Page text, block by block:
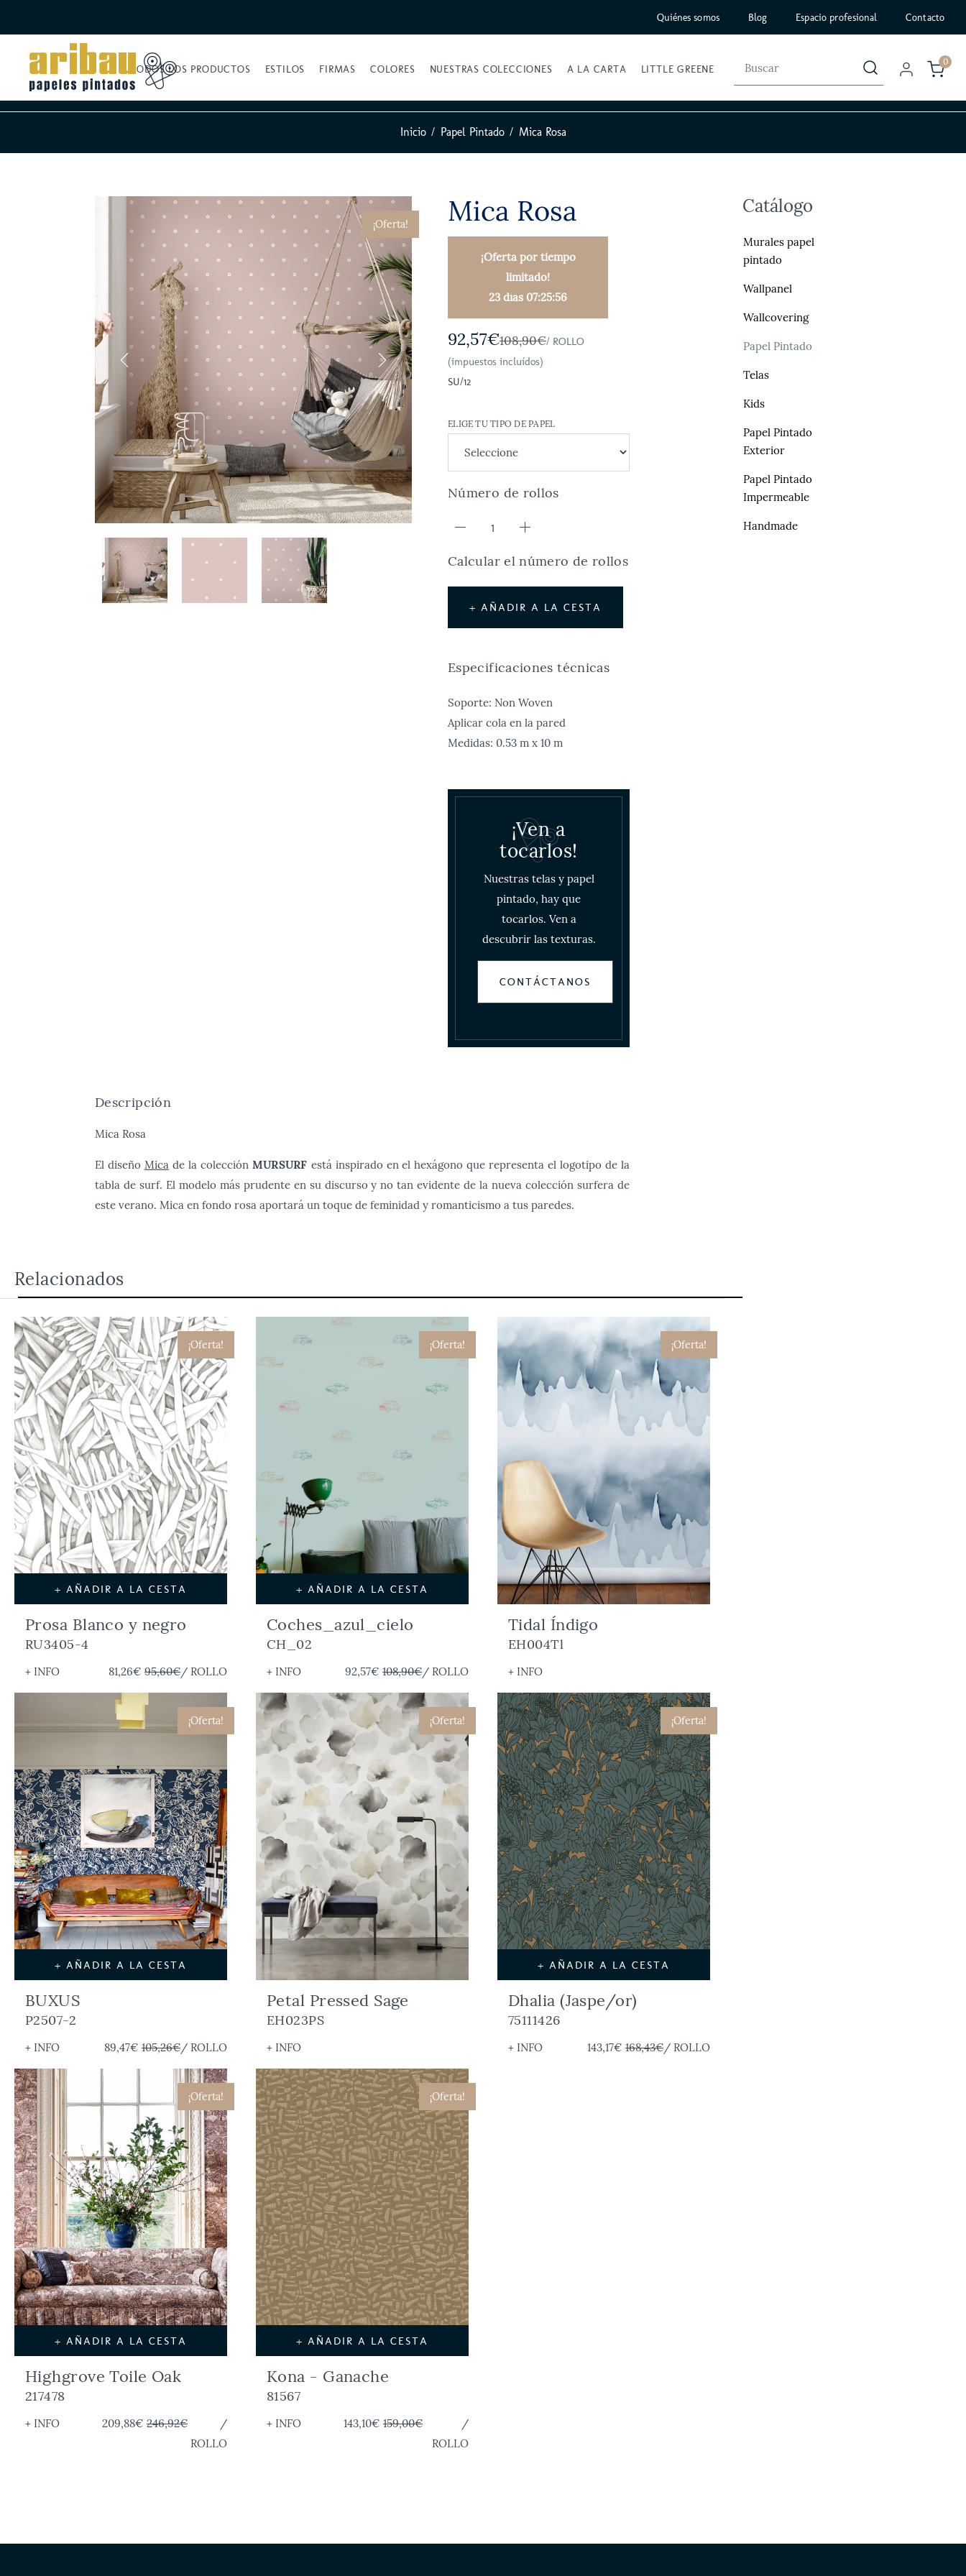
0
TODOS LOS PRODUCTOS ESTILOS FIRMAS COLORES NUESTRAS COLECCIONES A LA CARTA LITTLE GREENE
Quiénes somos Blog Espacio profesional Contacto
Inicio Papel Pintado Mica Rosa
¡Oferta! Mica Rosa
¡Oferta por tiempo
limitado!
23 días 07:25:55
92,57€108,90€/ ROLLO
(impuestos incluídos)
SU/12
ELIGE TU TIPO DE PAPEL
Número de rollos
Calcular el número de rollos
+ AÑADIR A LA CESTA
Especificaciones técnicas
Soporte: Non Woven
Aplicar cola en la pared
Medidas: 0.53 m x 10 m
¡Ven a
tocarlos!
Nuestras telas y papel
pintado, hay que
tocarlos. Ven a
descubrir las texturas.
CONTÁCTANOS
Descripción
Mica Rosa
El diseño Micade la colección MURSURF está inspirado en el hexágono que representa el logotipo de la
tabla de surf. El modelo más prudente en su discurso y no tan evidente de la nueva colección surfera de
este verano. Mica en fondo rosa aportará un toque de feminidad y romanticismo a tus paredes.
Catálogo
Murales papel
pintado
Wallpanel
Wallcovering
Papel Pintado
Telas
Kids
Papel Pintado
Exterior
Papel Pintado
Impermeable
Handmade
Relacionados
¡Oferta!
+ AÑADIR A LA CESTA
Prosa Blanco y negro
RU3405-4
+ INFO 81,26€ 95,60€/ ROLLO
¡Oferta!
+ AÑADIR A LA CESTA
Coches_azul_cielo
CH_02
+ INFO 92,57€ 108,90€/ ROLLO
¡Oferta!
Tidal Índigo
EH004Tl
+ INFO
¡Oferta!
+ AÑADIR A LA CESTA
BUXUS
P2507-2
+ INFO 89,47€ 105,26€/ ROLLO
¡Oferta!
Petal Pressed Sage
EH023PS
+ INFO
¡Oferta!
+ AÑADIR A LA CESTA
Dhalia (Jaspe/or)
75111426
+ INFO 143,17€ 168,43€/ ROLLO
¡Oferta!
+ AÑADIR A LA CESTA
Highgrove Toile Oak
217478
+ INFO 209,88€ 246,92€
/
ROLLO
¡Oferta!
+ AÑADIR A LA CESTA
Kona - Ganache
81567
+ INFO 143,10€ 159,00€
/
ROLLO